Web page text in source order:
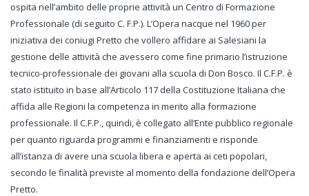
ospita nell’ambito delle proprie attività un Centro di Formazione
Professionale (di seguito C. F.P.). L’Opera nacque nel 1960 per
iniziativa dei coniugi Pretto che vollero affidare ai Salesiani la
gestione delle attività che avessero come fine primario l’istruzione
tecnico-professionale dei giovani alla scuola di Don Bosco. Il C.F.P. è
stato istituito in base all’Articolo 117 della Costituzione Italiana che
affida alle Regioni la competenza in merito alla formazione
professionale. Il C.F.P., quindi, è collegato all’Ente pubblico regionale
per quanto riguarda programmi e finanziamenti e risponde
all’istanza di avere una scuola libera e aperta ai ceti popolari,
secondo le finalità previste al momento della fondazione dell’Opera
Pretto.